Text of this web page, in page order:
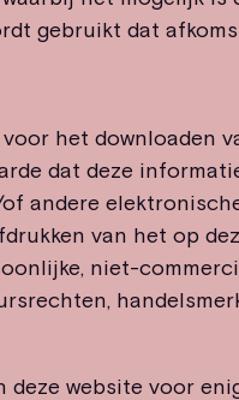
gebruikt dat
het downloaden
dat deze
andere
van het op
niet-
website voor